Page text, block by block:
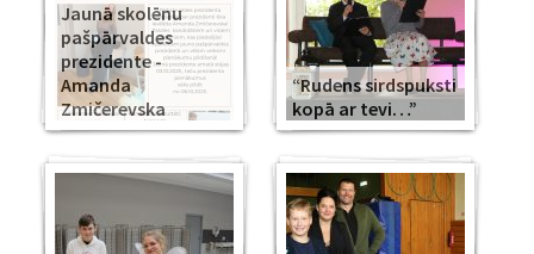
Jaunā skolēnu
pašpārvaldes
prezidente -
Amanda
Zmičerevska
“Rudens sirdspuksti
kopā ar tevi…”